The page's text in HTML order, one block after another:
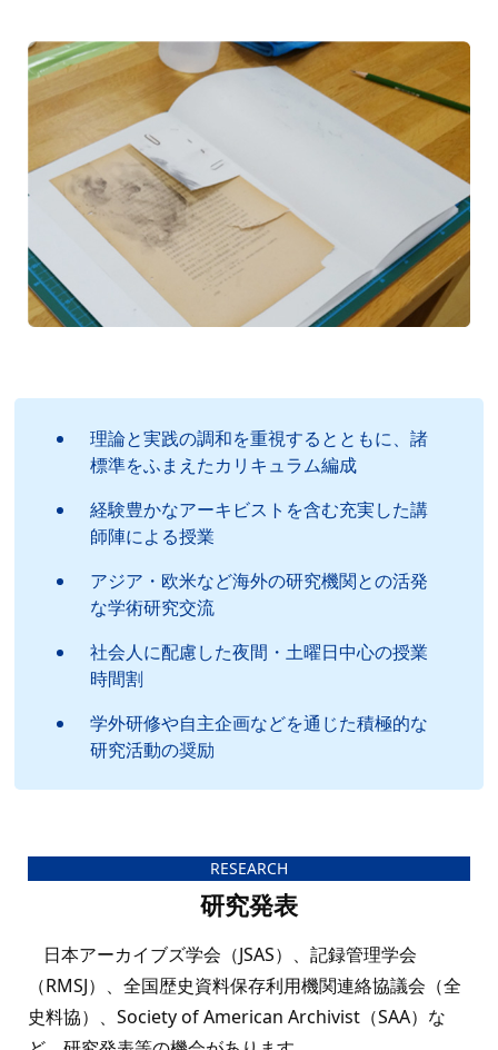
理論と実践の調和を重視するとともに、諸
標準をふまえたカリキュラム編成
経験豊かなアーキビストを含む充実した講
師陣による授業
アジア・欧米など海外の研究機関との活発
な学術研究交流
社会人に配慮した夜間・土曜日中心の授業
時間割
学外研修や自主企画などを通じた積極的な
研究活動の奨励
RESEARCH
研究発表
日本アーカイブズ学会（JSAS）、記録管理学会
（RMSJ）、全国歴史資料保存利用機関連絡協議会（全
史料協）、Society of American Archivist（SAA）な